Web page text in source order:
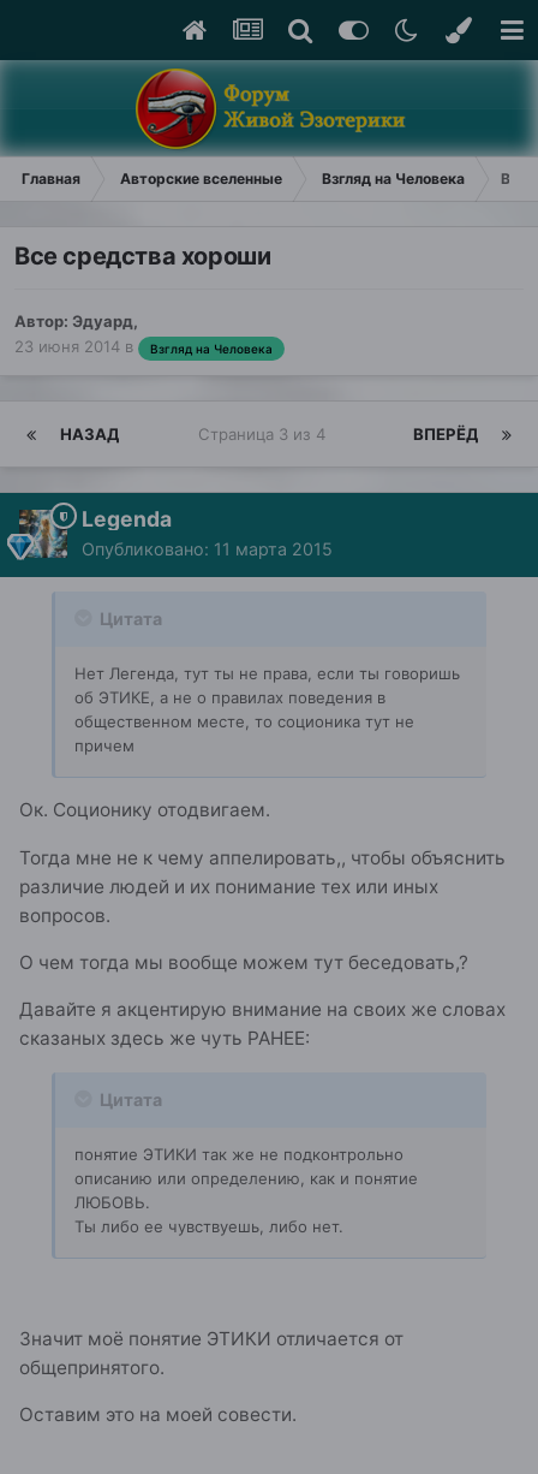
Главная Авторские вселенные Взгляд на Человека Все
Все средства хороши
Автор: Эдуард,
23 июня 2014 в Взгляд на Человека
НАЗАД ВПЕРЁД
Страница 3 из 4
Legenda
Опубликовано: 11 марта 2015
Цитата
Нет Легенда, тут ты не права, если ты говоришь
об ЭТИКЕ, а не о правилах поведения в
общественном месте, то соционика тут не
причем
Ок. Соционику отодвигаем.
Тогда мне не к чему аппелировать,, чтобы объяснить
различие людей и их понимание тех или иных
вопросов.
О чем тогда мы вообще можем тут беседовать,?
Давайте я акцентирую внимание на своих же словах
сказаных здесь же чуть РАНЕЕ:
Цитата
понятие ЭТИКИ так же не подконтрольно
описанию или определению, как и понятие
ЛЮБОВЬ.
Ты либо ее чувствуешь, либо нет.
Значит моё понятие ЭТИКИ отличается от
общепринятого.
Оставим это на моей совести.